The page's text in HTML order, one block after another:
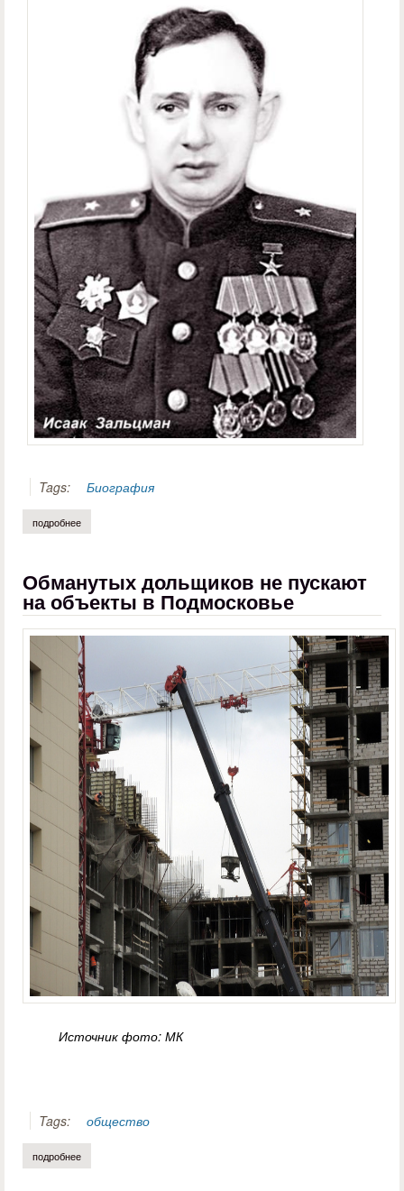
Tags: Биография
подробнее
Обманутых дольщиков не пускают
на объекты в Подмосковье
Источник фото: МК
Tags: общество
подробнее